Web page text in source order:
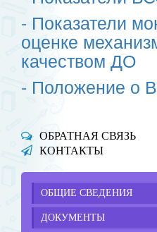
- Показатели
оценке
качеством ДО
- Положение о
ОБРАТНАЯ СВЯЗЬ
КОНТАКТЫ
ОБЩИЕ СВЕДЕНИЯ
ДОКУМЕНТЫ